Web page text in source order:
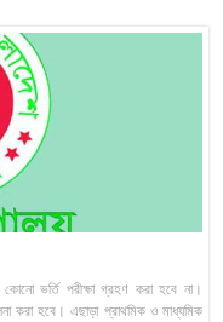
ভর্তি পরীক্ষা গ্রহণ করা হবে না।
করা হবে। এছাড়া প্রাথমিক ও মাধ্যমিক